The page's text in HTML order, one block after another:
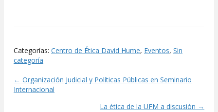
Categorías: Centro de Ética David Hume, Eventos, Sin
categoría
Posts
← Organización Judicial y Políticas Públicas en Seminario
Internacional
La ética de la UFM a discusión →